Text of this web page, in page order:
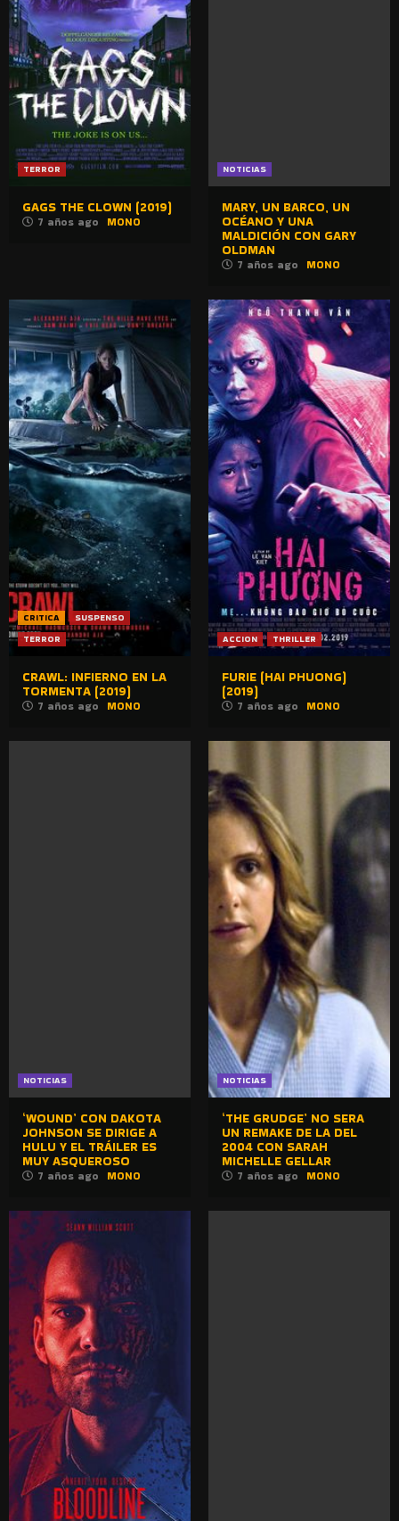
TERROR
GAGS THE CLOWN (2019)
7 años ago MONO
NOTICIAS
MARY, UN BARCO, UN
OCÉANO Y UNA
MALDICIÓN CON GARY
OLDMAN
7 años ago MONO
CRITICA
SUSPENSO
TERROR
CRAWL: INFIERNO EN LA
TORMENTA (2019)
7 años ago MONO
ACCION THRILLER
FURIE (HAI PHUONG)
(2019)
7 años ago MONO
NOTICIAS
‘WOUND’ CON DAKOTA
JOHNSON SE DIRIGE A
HULU Y EL TRÁILER ES
MUY ASQUEROSO
7 años ago MONO
NOTICIAS
‘THE GRUDGE’ NO SERA
UN REMAKE DE LA DEL
2004 CON SARAH
MICHELLE GELLAR
7 años ago MONO